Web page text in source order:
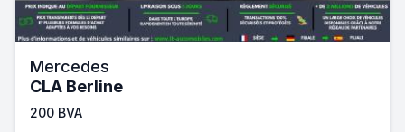
Mercedes
CLA Berline
200 BVA